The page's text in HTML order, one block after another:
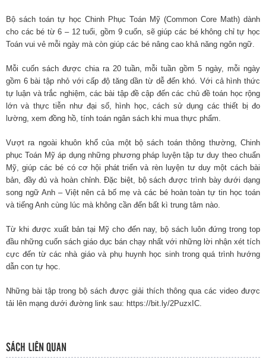
Bộ sách toán tự học Chinh Phục Toán Mỹ (Common Core Math) dành
cho các bé từ 6 – 12 tuổi, gồm 9 cuốn, sẽ giúp các bé không chỉ tự học
Toán vui vẻ mỗi ngày mà còn giúp các bé nâng cao khả năng ngôn ngữ.
Mỗi cuốn sách được chia ra 20 tuần, mỗi tuần gồm 5 ngày, mỗi ngày
gồm 6 bài tập nhỏ với cấp độ tăng dần từ dễ đến khó. Với cả hình thức
tự luận và trắc nghiệm, các bài tập đề cập đến các chủ đề toán học rộng
lớn và thực tiễn như đại số, hình học, cách sử dụng các thiết bị đo
lường, xem đồng hồ, tính toán ngân sách khi mua thực phẩm.
Vượt ra ngoài khuôn khổ của một bộ sách toán thông thường, Chinh
phục Toán Mỹ áp dụng những phương pháp luyện tập tư duy theo chuẩn
Mỹ, giúp các bé có cơ hội phát triển và rèn luyện tư duy một cách bài
bản, đầy đủ và hoàn chỉnh. Đặc biệt, bộ sách được trình bày dưới dạng
song ngữ Anh – Việt nên cả bố mẹ và các bé hoàn toàn tự tin học toán
và tiếng Anh cùng lúc mà không cần đến bất kì trung tâm nào.
Từ khi được xuất bản tại Mỹ cho đến nay, bộ sách luôn đứng trong top
đầu những cuốn sách giáo dục bán chạy nhất với những lời nhận xét tích
cực đến từ các nhà giáo và phụ huynh học sinh trong quá trình hướng
dẫn con tự học.
Những bài tập trong bộ sách được giải thích thông qua các video được
tải lên mạng dưới đường link sau: https://bit.ly/2PuzxIC
SÁCH LIÊN QUAN